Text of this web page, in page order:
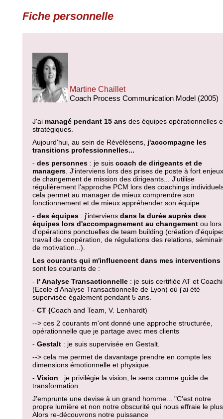
Fiche personnelle
Martine Chaillet
Coach Process Communication Model (2005)
J'ai managé pendant 15 ans des équipes opérationnelles
stratégiques.
Aujourd'hui, au sein de Révélésens, j'accompagne les
transitions professionnelles...
- des personnes : je suis coach de dirigeants et de
managers . J'interviens lors des prises de poste à fort
de changement de mission des dirigeants... J'utilise
régulièrement l'approche PCM lors des coachings
cela permet au manager de mieux comprendre son
fonctionnement et de mieux appréhender son équipe.
- des équipes : j'interviens dans la durée auprès des
équipes lors d'accompagnement au changement ou lors
d'opérations ponctuelles de team building (création
travail de coopération, de régulations des relations,
de motivation...).
Les courants qui m'influencent dans mes interventions
sont les courants de :
- l' Analyse Transactionnelle : je suis certifiée AT et
(Ecole d'Analyse Transactionnelle de Lyon) où j'ai été
supervisée également pendant 5 ans.
- CT (Coach and Team, V. Lenhardt)
--> ces 2 courants m'ont donné une approche structurée,
opérationnelle que je partage avec mes clients
- Gestalt : je suis supervisée en Gestalt.
--> cela me permet de davantage prendre en compte les
dimensions émotionnelle et physique.
- Vision : je privilégie la vision, le sens comme guide de
transformation
J'emprunte une devise à un grand homme... "C'est notre
propre lumière et non notre obscurité qui nous effraie le
Alors re-découvrons notre puissance